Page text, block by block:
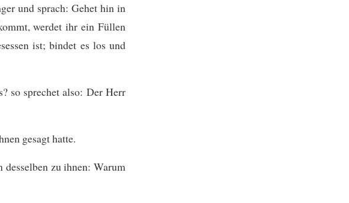
und sprach: Gehet hin in
werdet ihr ein Füllen
ist; bindet es los und
so sprechet also: Der Herr
gesagt hatte.
desselben zu ihnen: Warum